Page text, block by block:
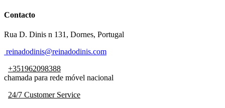
Contacto
Rua D. Dinis n 131, Dornes, Portugal
reinadodinis@reinadodinis.com
+351962098388
chamada para rede móvel nacional
24/7 Customer Service